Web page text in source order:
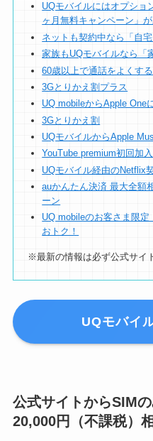
UQモバイルにはオプシ
ヶ月無料キャンペーン」
ネットも契約中なら「自
家族もUQモバイルなら「
60歳以上で通話をよくす
3Gとりかえ割プラス
UQ mobileからApple One
3Gとりかえ割
UQモバイルからApple
YouTube premium初回加
UQモバイル経由のNetflix
auかんたん決済 最大全額
ーン
UQ mobileのお客さま限
おトク！
※最新の情報は必ず公式サイ
UQモバイ
公式サイトからSIM
20,000円（不課税）